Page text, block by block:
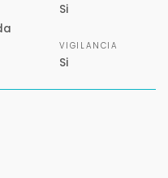
Si
VIGILANCIA
Si
tu consulta.
WhatsApp